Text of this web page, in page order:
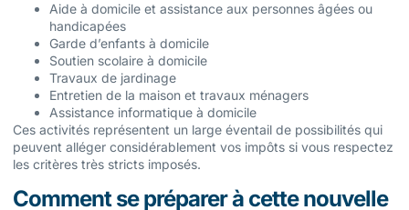
Aide à domicile et assistance aux personnes âgées ou
handicapées
Garde d’enfants à domicile
Soutien scolaire à domicile
Travaux de jardinage
Entretien de la maison et travaux ménagers
Assistance informatique à domicile
Ces activités représentent un large éventail de possibilités qui
peuvent alléger considérablement vos impôts si vous respectez
les critères très stricts imposés.
Comment se préparer à cette nouvelle